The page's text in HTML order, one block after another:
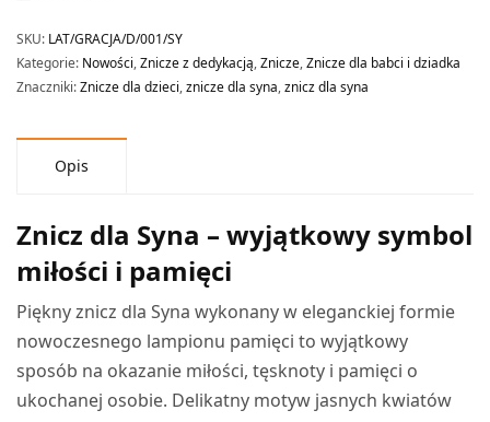
SKU: LAT/GRACJA/D/001/SY
Kategorie: Nowości,Znicze z dedykacją,Znicze,Znicze dla babci i dziadka
Znaczniki:Znicze dla dzieci,znicze dla syna,znicz dla syna
Opis
Znicz dla Syna – wyjątkowy symbol
miłości i pamięci
Piękny znicz dla Syna wykonany w eleganckiej formie
nowoczesnego lampionu pamięci to wyjątkowy
sposób na okazanie miłości, tęsknoty i pamięci o
ukochanej osobie. Delikatny motyw jasnych kwiatów